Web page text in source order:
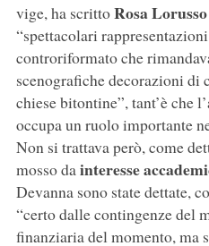
vige, ha scrittoRosa
“spettacolari
controriformato che
scenografiche decorazioni
chiese bitontine”, tant’è che
occupa un ruolo importante
Non si trattava però, come
mosso dainteresse
Devanna sono state dettate,
“certo dalle contingenze del
finanziaria del momento, ma